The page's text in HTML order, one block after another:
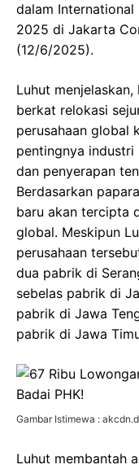
dalam
2025 di Jakarta
(12/6/2025).
Luhut
berkat relokasi
perusahaan global
pentingnya
dan penyerapan
Berdasarkan
baru akan tercipta
global. Meskipun
perusahaan
dua pabrik di
sebelas pabrik di
pabrik di Jawa
pabrik di Jawa
Gambar Istimewa :
Luhut membantah